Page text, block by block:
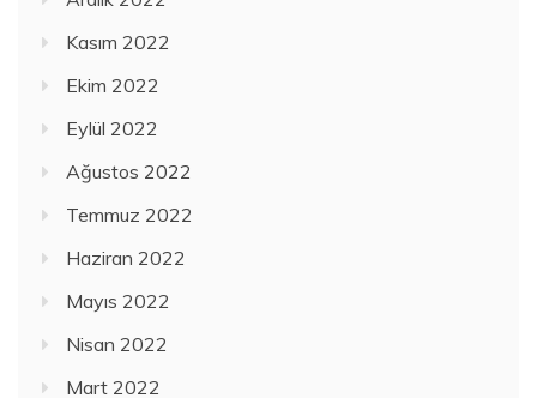
Kasım 2022
Ekim 2022
Eylül 2022
Ağustos 2022
Temmuz 2022
Haziran 2022
Mayıs 2022
Nisan 2022
Mart 2022